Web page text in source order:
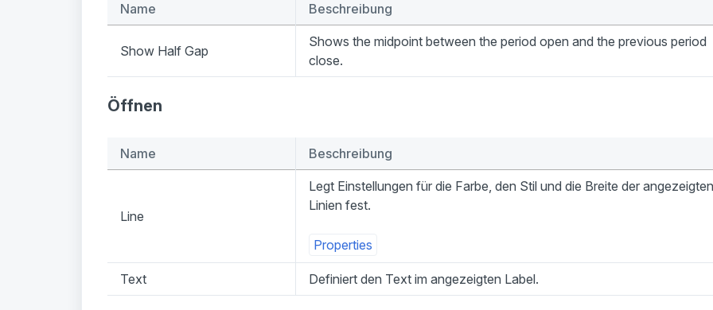
Name Beschreibung
Show Half Gap
Shows the midpoint between the period open and the previous period
close.
Öffnen
Name Beschreibung
Line
Legt Einstellungen für die Farbe, den Stil und die Breite der angezeigten
Linien fest.
Properties
Text Definiert den Text im angezeigten Label.